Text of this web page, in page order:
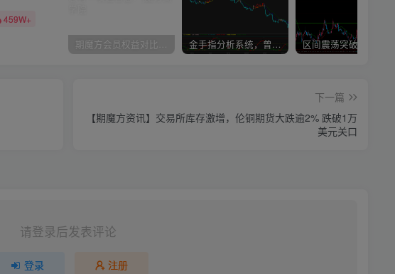
459W+
期魔方会员权益对比，总有一项适合您！ 金手指分析系统，曾经市场价39800
下一篇
【期魔方资讯】交易所库存激增，伦铜期货大跌逾2% 跌破1万
美元关口
请登录后发表评论
登录 注册